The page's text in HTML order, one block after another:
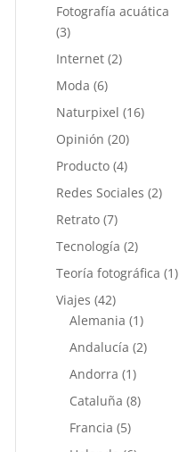
Fotografía acuática
(3)
Internet (2)
Moda (6)
Naturpixel (16)
Opinión (20)
Producto (4)
Redes Sociales (2)
Retrato (7)
Tecnología (2)
Teoría fotográfica (1)
Viajes (42)
Alemania (1)
Andalucía (2)
Andorra (1)
Cataluña (8)
Francia (5)